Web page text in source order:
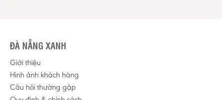
ĐÀ NẴNG XANH
Giới thiệu
Hình ảnh khách hàng
Câu hỏi thường gặp